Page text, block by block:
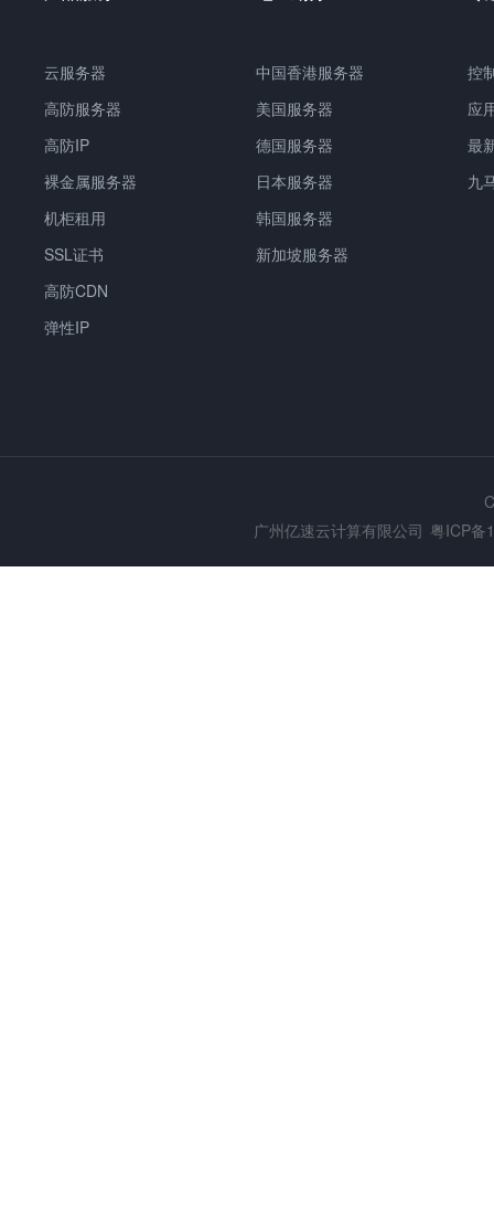
云服务器
高防服务器
高防IP
裸金属服务器
机柜租用
SSL证书
高防CDN
弹性IP
中国香港服务器
美国服务器
德国服务器
日本服务器
韩国服务器
新加坡服务器
控
应
最
九
广州亿速云计算有限公司 粤ICP备